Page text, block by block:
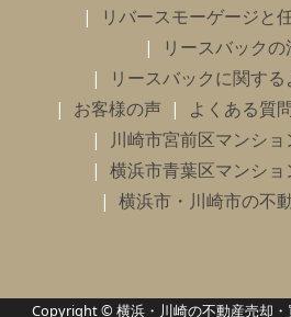
リバースモーゲージと
リースバック
リースバックに関す
お客様の声
よくある質
川崎市宮前区マンシ
横浜市青葉区マンシ
横浜市・川崎市の不
Copyright © 横浜・川崎の不動産売却・